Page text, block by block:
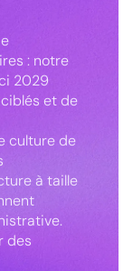
: notre
2029
et de
culture de
à taille
des